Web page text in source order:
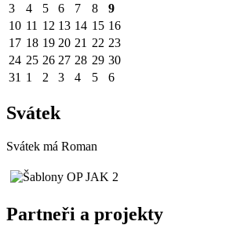
3
4 5 6 7 8
9
10 11 12 13 14 15 16
17 18 19 20 21 22 23
24 25 26 27 28 29 30
31 1 2 3 4 5 6
Svátek
Svátek má Roman
Partneři a projekty